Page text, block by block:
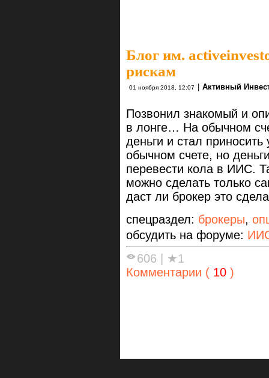
Блог им.
рискам
01 ноября 2018, 12:07 Активный
Позвонил знакомый и
в лонге… На обычном
деньги и стал
обычном счете, но
перевести кола в ИИС.
можно сделать только
даст ли брокер это
спецраздел: брокеры,
обсудить на форуме:
606
★1
Комментарии ( 10 )